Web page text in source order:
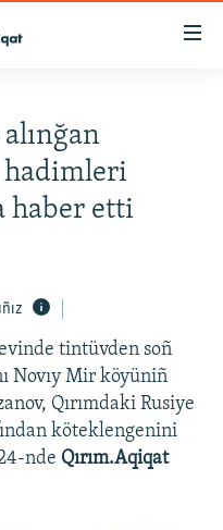
hadimleri
haber etti
evinde tintüvden soñ
Novıy Mir köyüniñ
Qırımdaki Rusiye
köteklengenini
nde Qırım.Aqiqat